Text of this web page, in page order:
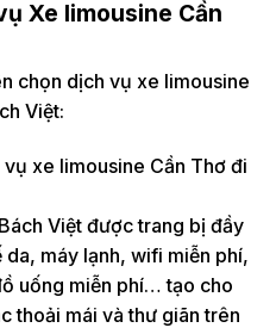
Xe limousine Cần
chọn dịch vụ xe limousine
Việt:
xe limousine Cần Thơ đi
Việt được trang bị đầy
máy lạnh, wifi miễn phí,
uống miễn phí… tạo cho
thoải mái và thư giãn trên